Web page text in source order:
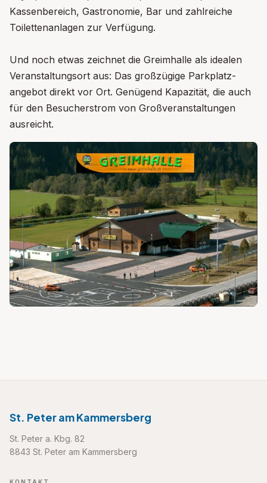
Kassenbereich, Gastronomie, Bar und zahlreiche
Toilettenanlagen zur Verfügung.
Und noch etwas zeichnet die Greimhalle als idealen
Veranstaltungsort aus: Das großzügige Parkplatz-
angebot direkt vor Ort. Genügend Kapazität, die auch
für den Besucherstrom von Großveranstaltungen
ausreicht.
St. Peter am Kammersberg
St. Peter a. Kbg. 82
8843 St. Peter am Kammersberg